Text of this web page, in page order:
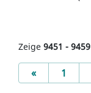
Zeige 9451 - 9459
«Previous
1